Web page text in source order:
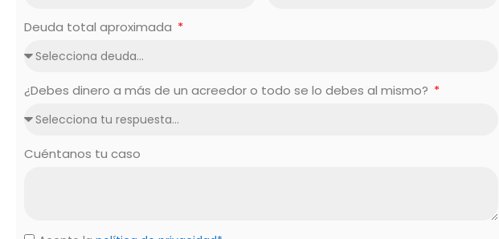
Deuda total aproximada
¿Debes dinero a más de un acreedor o todo se lo debes al mismo?
Cuéntanos tu caso